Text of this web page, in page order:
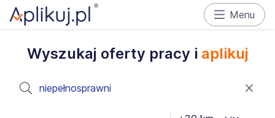
Menu
Wyszukaj oferty pracy i aplikuj